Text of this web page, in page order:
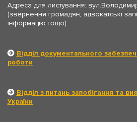
Адреса для листування:
(звернення громадян, адвокатські
інформацію тощо)
Відділ документального
роботи
Відділ з питань запобігання та
України